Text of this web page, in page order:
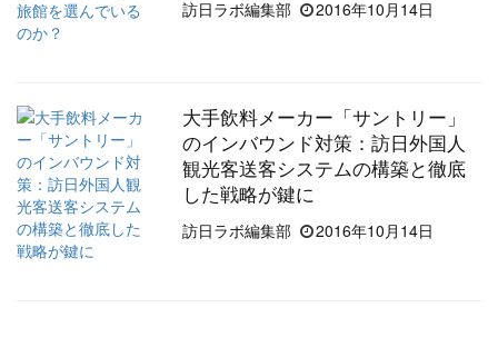
訪日ラボ編集部
2016年10月14日
大手飲料メーカー「サントリー」
のインバウンド対策：訪日外国人
観光客送客システムの構築と徹底
した戦略が鍵に
訪日ラボ編集部
2016年10月14日